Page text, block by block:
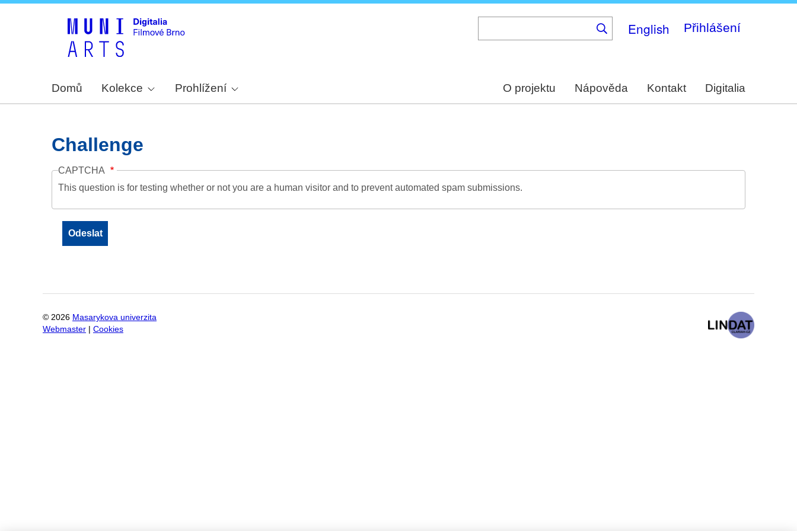
English Přihlášení
Domů Kolekce Prohlížení O projektu Nápověda Kontakt Digitalia
Challenge
CAPTCHA
This question is for testing whether or not you are a human visitor and to prevent automated spam submissions.
© 2026 Masarykova univerzita
Webmaster
Cookies